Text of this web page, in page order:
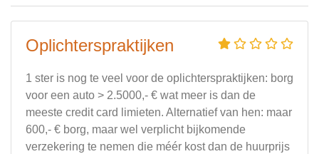
Oplichterspraktijken
1 ster is nog te veel voor de oplichterspraktijken: borg
voor een auto > 2.5000,- € wat meer is dan de
meeste credit card limieten. Alternatief van hen: maar
600,- € borg, maar wel verplicht bijkomende
verzekering te nemen die méér kost dan de huurprijs